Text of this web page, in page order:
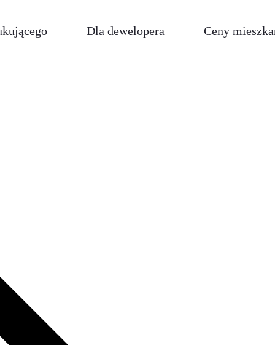
Dla dewelopera Ceny